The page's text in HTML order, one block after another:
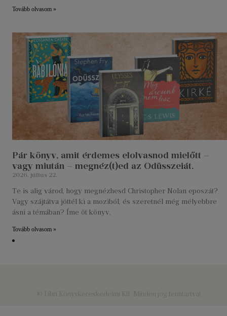
Tovább olvasom »
Pár könyv, amit érdemes elolvasnod mielőtt –
vagy miután – megnéz(t)ed az Odüsszeiát.
2026. július 22.
Te is alig várod, hogy megnézhesd Christopher Nolan eposzát?
Vagy szájtátva jöttél ki a moziból, és szeretnél még mélyebbre
ásni a témában? Íme öt könyv,
Tovább olvasom »